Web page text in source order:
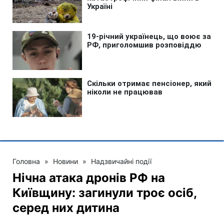
Головна » Новини » Надзвичайні події
Нічна атака дронів РФ на
Київщину: загинули троє осіб,
серед них дитина